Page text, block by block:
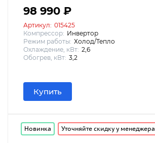
98 990 ₽
Артикул: 015425
Компрессор: Инвертор
Режим работы: Холод/Тепло
Охлаждение, кВт: 2,6
Обогрев, кВт: 3,2
Купить
Новинка Уточняйте скидку у менеджера